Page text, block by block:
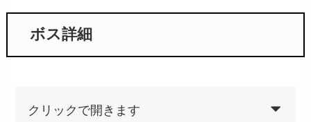
ボス詳細
クリックで開きます